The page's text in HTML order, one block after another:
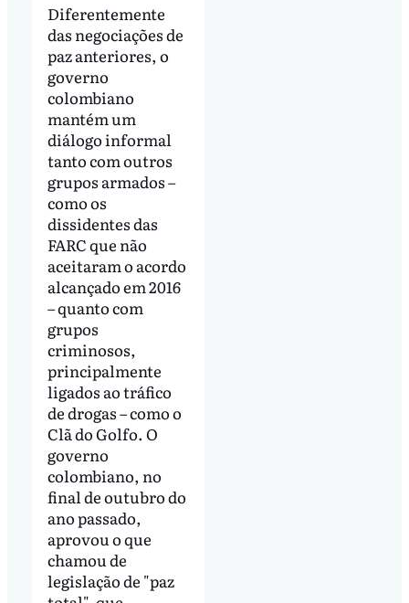
Diferentemente
das negociações de
paz anteriores, o
governo
colombiano
mantém um
diálogo informal
tanto com outros
grupos armados –
como os
dissidentes das
FARC que não
aceitaram o acordo
alcançado em 2016
– quanto com
grupos
criminosos,
principalmente
ligados ao tráfico
de drogas – como o
Clã do Golfo. O
governo
colombiano, no
final de outubro do
ano passado,
aprovou o que
chamou de
legislação de "paz